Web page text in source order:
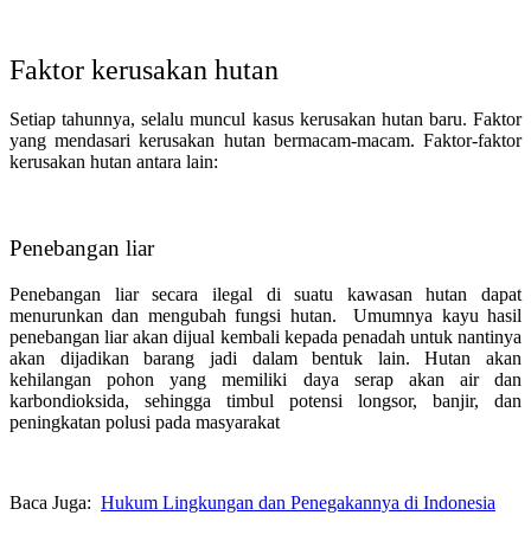
Faktor kerusakan hutan
Setiap tahunnya, selalu muncul kasus kerusakan hutan baru. Faktor
yang mendasari kerusakan hutan bermacam-macam. Faktor-faktor
kerusakan hutan antara lain:
Penebangan liar
Penebangan liar secara ilegal di suatu kawasan hutan dapat
menurunkan dan mengubah fungsi hutan. Umumnya kayu hasil
penebangan liar akan dijual kembali kepada penadah untuk nantinya
akan dijadikan barang jadi dalam bentuk lain. Hutan akan
kehilangan pohon yang memiliki daya serap akan air dan
karbondioksida, sehingga timbul potensi longsor, banjir, dan
peningkatan polusi pada masyarakat
Baca Juga: Hukum Lingkungan dan Penegakannya di Indonesia